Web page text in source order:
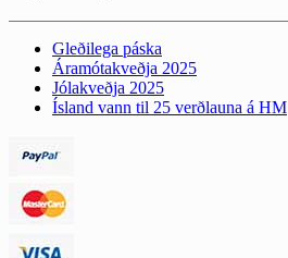
Gleðilega páska
Áramótakveðja 2025
Jólakveðja 2025
Ísland vann til 25 verðlauna á HM